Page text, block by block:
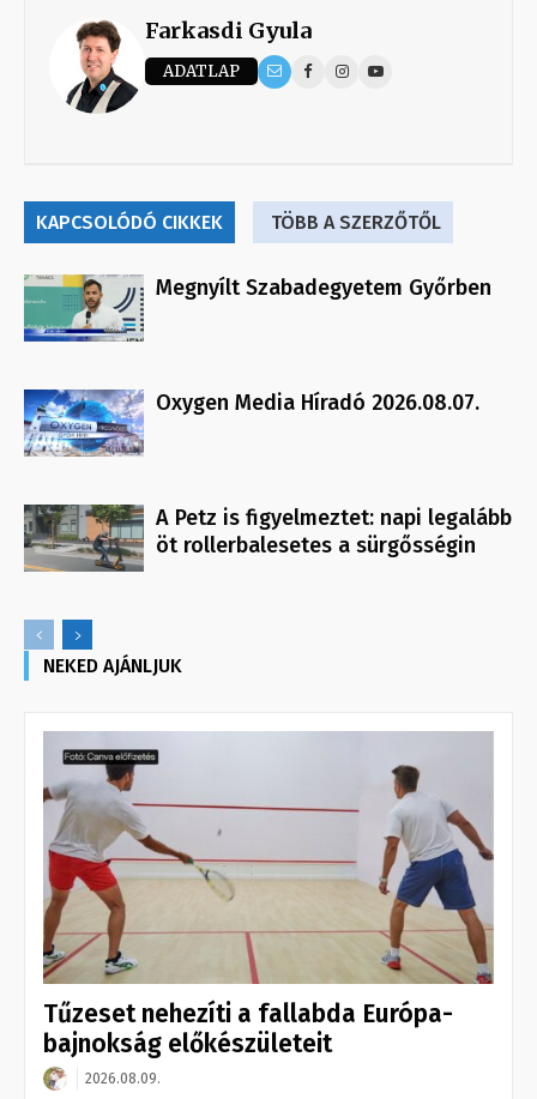
Farkasdi Gyula
ADATLAP
KAPCSOLÓDÓ CIKKEK TÖBB A SZERZŐTŐL
Megnyílt Szabadegyetem Győrben
Oxygen Media Híradó 2026.08.07.
A Petz is figyelmeztet: napi legalább
öt rollerbalesetes a sürgősségin
NEKED AJÁNLJUK
Tűzeset nehezíti a fallabda Európa-
bajnokság előkészületeit
2026.08.09.